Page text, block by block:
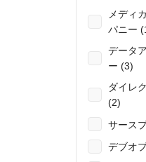
メディ
パニー
データ
ー (3)
ダイレ
(2)
サース
デブオ